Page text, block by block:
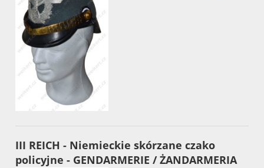
III REICH - Niemieckie skórzane czako
policyjne - GENDARMERIE / ŻANDARMERIA